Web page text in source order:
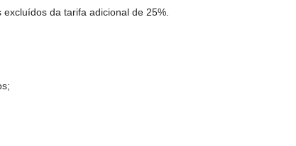
da tarifa adicional de 25%.